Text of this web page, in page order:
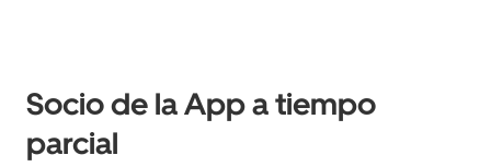
Socio de la App a tiempo
parcial